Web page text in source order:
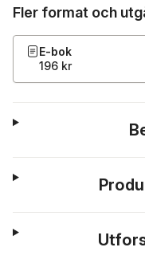
Fler format och
E-bok
196 kr